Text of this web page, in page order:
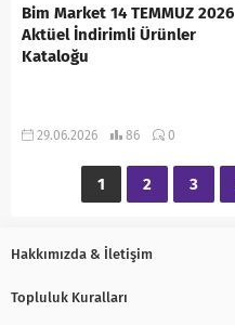
Bim Market 14 TEMMUZ 2026
Aktüel İndirimli Ürünler
Kataloğu
29.06.2026 86 0
1 2 3
Hakkımızda & İletişim
Topluluk Kuralları